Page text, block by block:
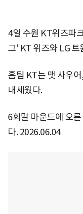
4일 수원 KT위즈파
그' KT 위즈와 LG
홈팀 KT는 맷 사우
내세웠다.
6회말 마운드에 오
다. 2026.06.04